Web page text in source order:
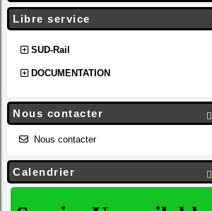
Libre service
SUD-Rail
DOCUMENTATION

Nous contacter
Nous contacter

Calendrier